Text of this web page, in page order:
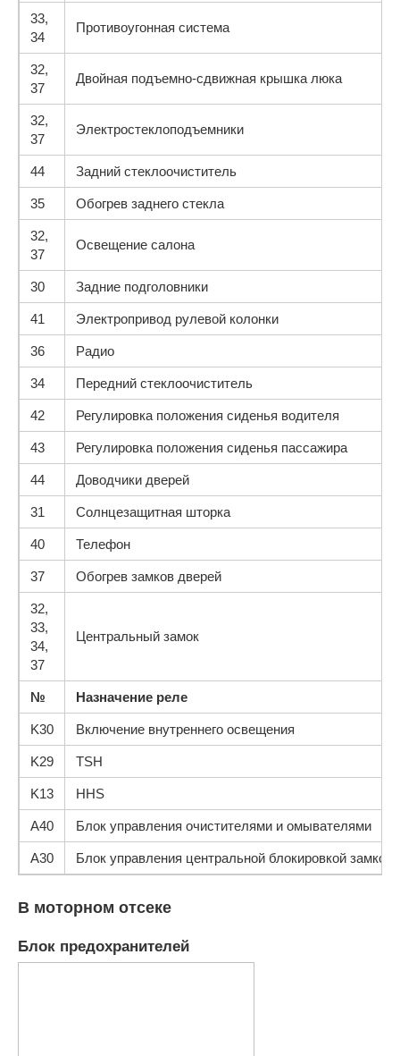
33,
34
Противоугонная система
32,
37
Двойная подъемно-сдвижная крышка люка
32,
37
Электростеклоподъемники
44 Задний стеклоочиститель
35 Обогрев заднего стекла
32,
37
Освещение салона
30 Задние подголовники
41 Электропривод рулевой колонки
36 Радио
34 Передний стеклоочиститель
42 Регулировка положения сиденья водителя
43 Регулировка положения сиденья пассажира
44 Доводчики дверей
31 Солнцезащитная шторка
40 Телефон
37 Обогрев замков дверей
32,
33,
34,
37
Центральный замок
№ Назначение реле
K30 Включение внутреннего освещения
K29 TSH
K13 HHS
A40 Блок управления очистителями и омывателями
A30 Блок управления центральной блокировкой замков
В моторном отсеке
Блок предохранителей